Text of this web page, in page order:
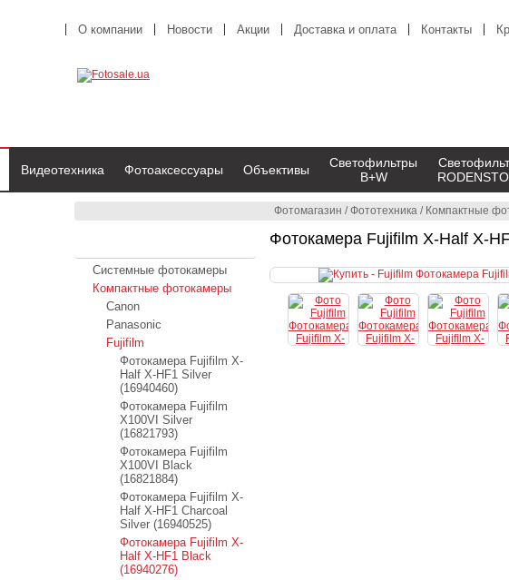
Фотомагазин /Фототехника / Компактные
Фотокамера Fujifilm X-Half X-
О компании Новости Акции Доставка и оплата Контакты
Видеотехника Фотоаксессуары Объективы
Светофильтры
B+W
Системные фотокамеры
Компактные фотокамеры
Canon
Panasonic
Fujifilm
Фотокамера Fujifilm X-
Half X-HF1 Silver
(16940460)
Фотокамера Fujifilm
X100VI Silver
(16821793)
Фотокамера Fujifilm
X100VI Black
(16821884)
Фотокамера Fujifilm X-
Half X-HF1 Charcoal
Silver (16940525)
Фотокамера Fujifilm X-
Half X-HF1 Black
(16940276)